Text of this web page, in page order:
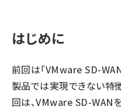
はじめに
前回は「VMware SD-
製品では実現できない特
回は、VMware SD-WAN